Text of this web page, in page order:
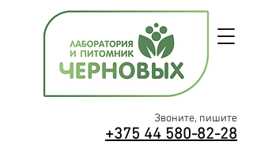
Звоните, пишите
+375 44 580-82-28